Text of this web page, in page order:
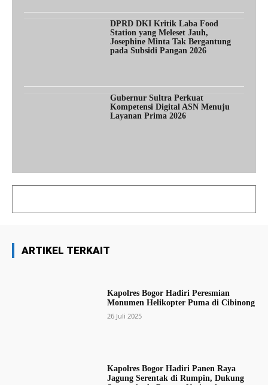
DPRD DKI Kritik Laba Food
Station yang Meleset Jauh,
Josephine Minta Tak Bergantung
pada Subsidi Pangan 2026
Gubernur Sultra Perkuat
Kompetensi Digital ASN Menuju
Layanan Prima 2026
ARTIKEL TERKAIT
Kapolres Bogor Hadiri Peresmian
Monumen Helikopter Puma di Cibinong
26 Juli 2025
Kapolres Bogor Hadiri Panen Raya
Jagung Serentak di Rumpin, Dukung